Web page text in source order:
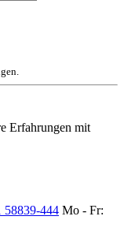
Erfahrungen mit
58839-444 Mo - Fr: